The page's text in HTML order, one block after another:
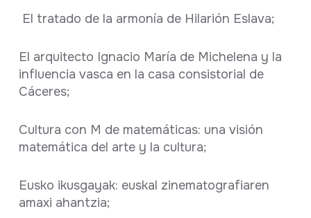
El tratado de la armonía de Hilarión Eslava;
El arquitecto Ignacio María de Michelena y la
influencia vasca en la casa consistorial de
Cáceres;
Cultura con M de matemáticas: una visión
matemática del arte y la cultura;
Eusko ikusgayak: euskal zinematografiaren
amaxi ahantzia;